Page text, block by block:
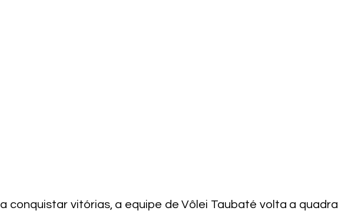
conquistar vitórias, a equipe de Vôlei Taubaté volta a quadra